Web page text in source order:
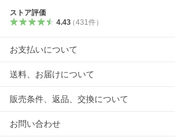
ストア評価
4.43（431 件）
お支払いについて
送料、お届けについて
販売条件、返品、交換について
お問い合わせ